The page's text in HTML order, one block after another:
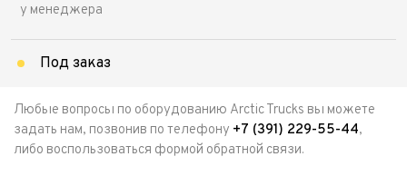
у менеджера
Под заказ
Любые вопросы по оборудованию Arctic Trucks вы можете
задать нам, позвонив по телефону +7 (391) 229-55-44,
либо воспользоваться формой обратной связи.